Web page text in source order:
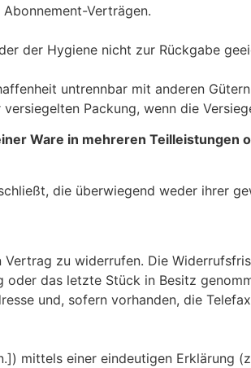
Verträgen.
der Hygiene nicht zur Rückgabe
untrennbar mit anderen
Packung, wenn die
Ware in mehreren Teilleistungen
die überwiegend weder ihrer
zu widerrufen. Die
das letzte Stück in Besitz
und, sofern vorhanden, die
mittels einer eindeutigen Erklärung